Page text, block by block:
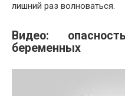
лишний раз волноваться.
Видео:
беременных